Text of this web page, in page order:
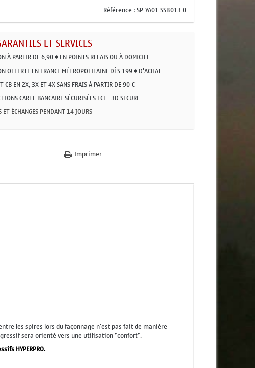
Référence :SP-YA01-SSB013-0
ET SERVICES
À PARTIR DE 6,90 € EN POINTS RELAIS OU À DOMICILE
OFFERTE EN FRANCE MÉTROPOLITAINE DÈS 199 € D'ACHAT
CB EN 2X, 3X ET 4X SANS FRAIS À PARTIR DE 90 €
CARTE BANCAIRE SÉCURISÉES LCL - 3D SECURE
ET ÉCHANGES PENDANT 14 JOURS
Imprimer
les spires lors du façonnage n'est pas fait de manière
sera orienté vers une utilisation "confort".
HYPERPRO.